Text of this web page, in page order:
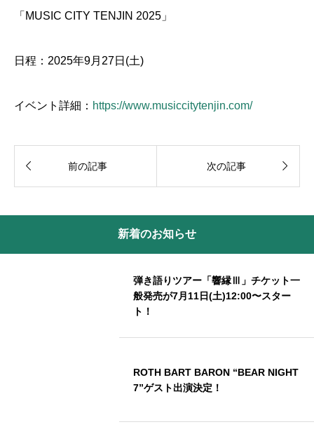
「MUSIC CITY TENJIN 2025」
日程：2025年9月27日(土)
イベント詳細： https://www.musiccitytenjin.com/
 前の記事 次の記事 
新着のお知らせ
弾き語りツアー「響縁Ⅲ」チケット一
般発売が7月11日(土)12:00〜スター
ト！
ROTH BART BARON “BEAR NIGHT
7”ゲスト出演決定！